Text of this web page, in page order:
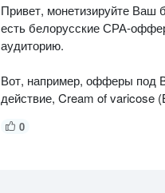
Привет, монетизируйте Ваш
есть белорусские СРА-
аудиторию.
Вот, например, офферы под
действие, Cream of varicose
0